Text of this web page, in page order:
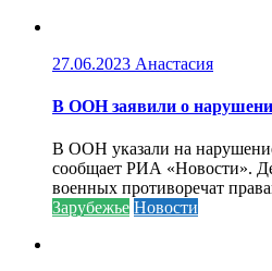
27.06.2023 Анастасия
В ООН заявили о
В ООН указали на
сообщает РИА «Новости».
военных противоречат
Зарубежье Новости